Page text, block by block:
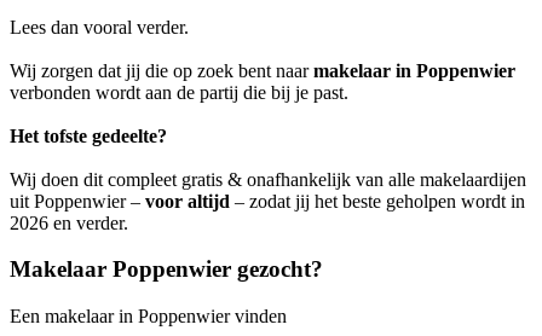
Lees dan vooral verder.
Wij zorgen dat jij die op zoek bent naarmakelaar in Poppenwier
verbonden wordt aan de partij die bij je past.
Het tofste gedeelte?
Wij doen dit compleet gratis & onafhankelijk van alle makelaardijen
uit Poppenwier – voor altijd – zodat jij het beste geholpen wordt in
2026 en verder.
Makelaar Poppenwier gezocht?
Een makelaar in Poppenwier vinden